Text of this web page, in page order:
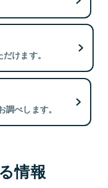
けます。
べします。
情報